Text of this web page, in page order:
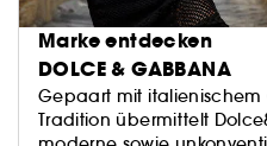
Marke entdecken
DOLCE & GABBANA
Gepaart mit italienischem
Tradition übermittelt